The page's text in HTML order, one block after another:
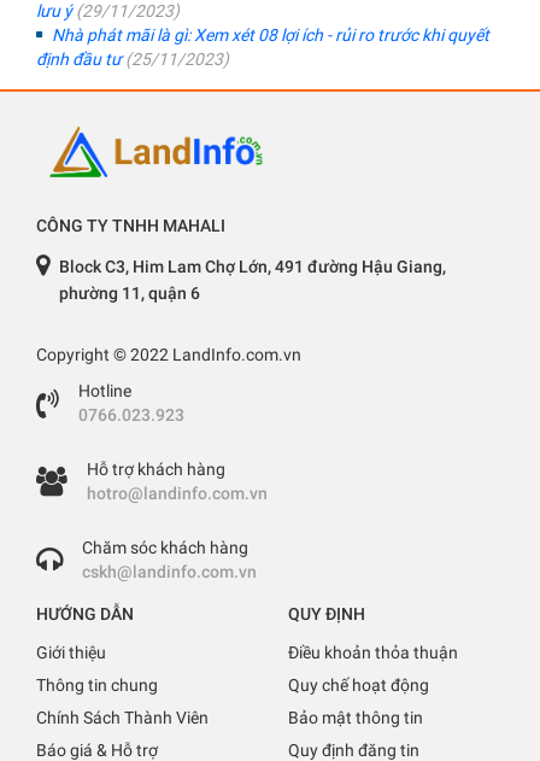
lưu ý(29/11/2023)
Nhà phát mãi là gì: Xem xét 08 lợi ích - rủi ro trước khi quyết
định đầu tư(25/11/2023)
CÔNG TY TNHH MAHALI
Block C3, Him Lam Chợ Lớn, 491 đường Hậu Giang,
phường 11, quận 6
Copyright © 2022 LandInfo.com.vn
Hotline
0766.023.923
Hỗ trợ khách hàng
hotro@landinfo.com.vn
Chăm sóc khách hàng
cskh@landinfo.com.vn
HƯỚNG DẪN
Giới thiệu
Thông tin chung
Chính Sách Thành Viên
Báo giá & Hỗ trợ
QUY ĐỊNH
Điều khoản thỏa thuận
Quy chế hoạt động
Bảo mật thông tin
Quy định đăng tin